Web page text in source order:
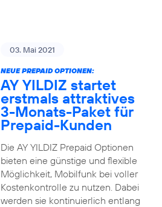
03. Mai 2021
NEUE PREPAID OPTIONEN:
AY YILDIZ startet
erstmals attraktives
3-Monats-Paket für
Prepaid-Kunden
Die AY YILDIZ Prepaid Optionen
bieten eine günstige und flexible
Möglichkeit, Mobilfunk bei voller
Kostenkontrolle zu nutzen. Dabei
werden sie kontinuierlich entlang